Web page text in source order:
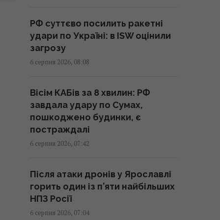
КНДР перекинула до Росії
понад 100 ракет: в ISW
пояснили, чим це загрожує
Україні
6 серпня спека в Києві досягне
піку: температура підніметься
аж до +39°
08:03 четвер, 06 серпня 2026
Не лише смачно: 9 видів чаїв, які
допоможуть боротися із
зайвою вагою
07:57 четвер, 06 серпня 2026
РФ суттєво посилить ракетні
удари по Україні: в ISW оцінили
загрозу
6 серпня 2026, 08:08
Вісім КАБів за 8 хвилин: РФ
завдала удару по Сумах,
пошкоджено будинки, є
постраждалі
6 серпня 2026, 07:42
Після атаки дронів у Ярославлі
горить один із п’яти найбільших
НПЗ Росії
6 серпня 2026, 07:04